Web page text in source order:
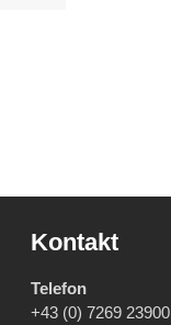
Kontakt
Telefon
+43 (0) 7269 23900